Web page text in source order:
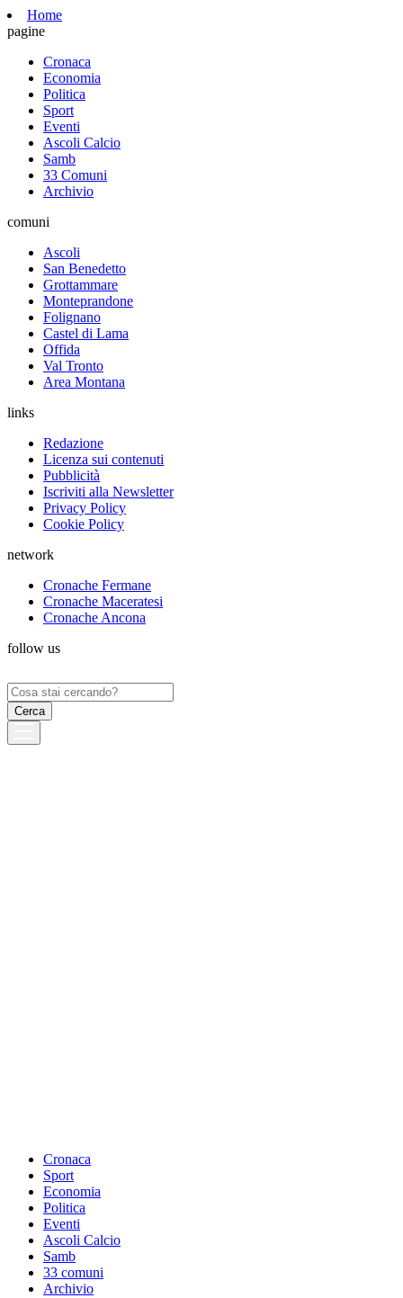
Home
pagine
Cronaca
Economia
Politica
Sport
Eventi
Ascoli Calcio
Samb
33 Comuni
Archivio
comuni
Ascoli
San Benedetto
Grottammare
Monteprandone
Folignano
Castel di Lama
Offida
Val Tronto
Area Montana
links
Redazione
Licenza sui contenuti
Pubblicità
Iscriviti alla Newsletter
Privacy Policy
Cookie Policy
network
Cronache Fermane
Cronache Maceratesi
Cronache Ancona
follow us
Ricerca
per:
Cronaca
Sport
Economia
Politica
Eventi
Ascoli Calcio
Samb
33 comuni
Archivio